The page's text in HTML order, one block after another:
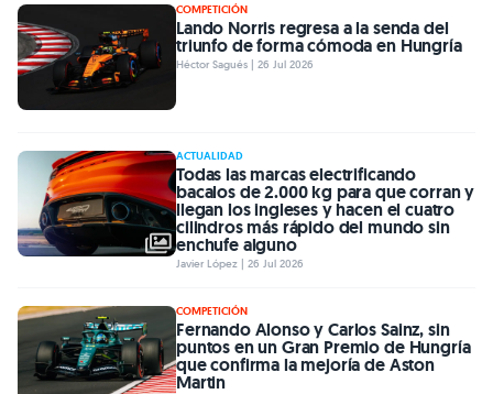
COMPETICIÓN
Lando Norris regresa a la senda del
triunfo de forma cómoda en Hungría
Héctor Sagués | 26 Jul 2026
ACTUALIDAD
Todas las marcas electrificando
bacalos de 2.000 kg para que corran y
llegan los ingleses y hacen el cuatro
cilindros más rápido del mundo sin
enchufe alguno
Javier López | 26 Jul 2026
COMPETICIÓN
Fernando Alonso y Carlos Sainz, sin
puntos en un Gran Premio de Hungría
que confirma la mejoría de Aston
Martin